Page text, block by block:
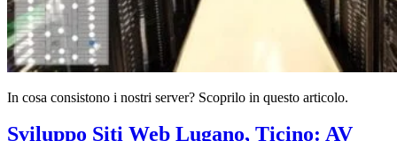
In cosa consistono i nostri server? Scoprilo in questo articolo.
Sviluppo Siti Web Lugano, Ticino: AV